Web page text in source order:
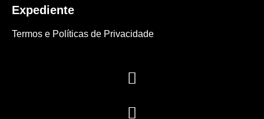
Expediente
Termos e Políticas de Privacidade